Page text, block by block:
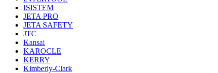
ISISTEM
JETA PRO
JETA SAFETY
JTC
Kansai
KAROCLE
KERRY
Kimberly-Clark